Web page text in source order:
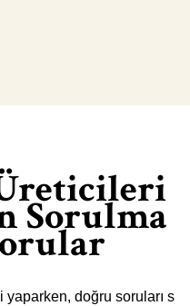
Sorulma
doğru soruları s